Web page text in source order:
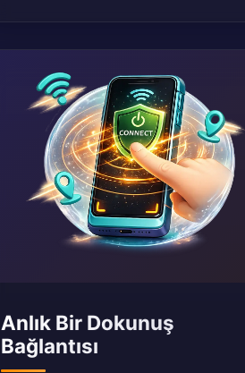
Anlık Bir Dokunuş
Bağlantısı